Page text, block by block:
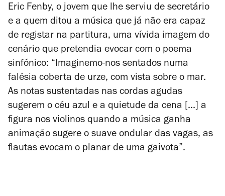
Eric Fenby, o jovem que lhe serviu de secretário
e a quem ditou a música que já não era capaz
de registar na partitura, uma vívida imagem do
cenário que pretendia evocar com o poema
sinfónico: “Imaginemo-nos sentados numa
falésia coberta de urze, com vista sobre o mar.
As notas sustentadas nas cordas agudas
sugerem o céu azul e a quietude da cena [...] a
figura nos violinos quando a música ganha
animação sugere o suave ondular das vagas, as
flautas evocam o planar de uma gaivota”.